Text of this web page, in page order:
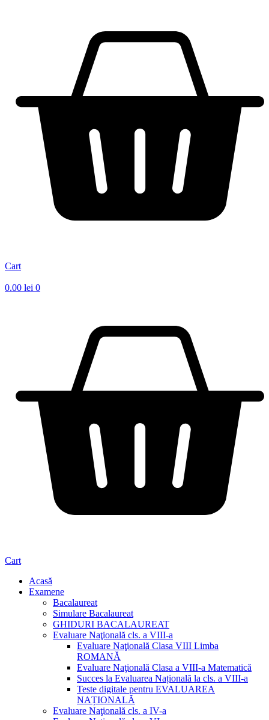
Cart
0.00 lei 0
Cart
Acasă
Examene
Bacalaureat
Simulare Bacalaureat
GHIDURI BACALAUREAT
Evaluare Naţională cls. a VIII-a
Evaluare Naţională Clasa VIII Limba
ROMANĂ
Evaluare Naţională Clasa a VIII-a Matematică
Succes la Evaluarea Națională la cls. a VIII-a
Teste digitale pentru EVALUAREA
NAȚIONALĂ
Evaluare Naţională cls. a IV-a